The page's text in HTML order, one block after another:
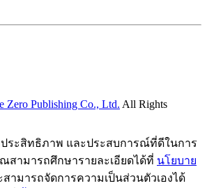
Zero Publishing Co., Ltd. All Rights
ระสิทธิภาพ และประสบการณ์ที่ดีในการ
สามารถศึกษารายละเอียดได้ที่ นโยบาย
สามารถจัดการความเป็นส่วนตัวเองได้